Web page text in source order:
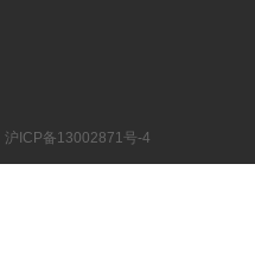
沪ICP备13002871号-4